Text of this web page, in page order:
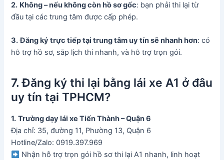
2. Không – nếu không còn hồ sơ gốc: bạn phải thi lại từ
đầu tại các trung tâm được cấp phép.
3. Đăng ký trực tiếp tại trung tâm uy tín sẽ nhanh hơn: có
hỗ trợ hồ sơ, sắp lịch thi nhanh, và hỗ trợ trọn gói.
7. Đăng ký thi lại bằng lái xe A1 ở đâu
uy tín tại TPHCM?
1. Trường dạy lái xe Tiến Thành – Quận 6
Địa chỉ: 35, đường 11, Phường 13, Quận 6
Hotline/Zalo: 0919.397.969
Nhận hỗ trợ trọn gói hồ sơ thi lại A1 nhanh, linh hoạt